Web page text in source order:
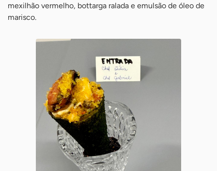
mexilhão vermelho, bottarga ralada e emulsão de óleo de
marisco.